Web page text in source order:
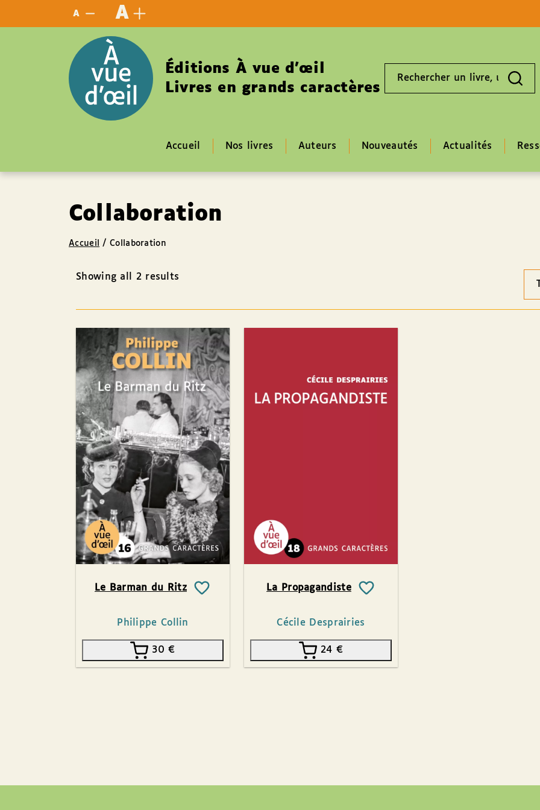
A A
Éditions À vue d’œil
Livres en grands caractères livre,
Accueil Nos livres Auteurs Nouveautés Actualités
Collaboration
Accueil /Collaboration
Showing all 2 results
Le Barman du Ritz
Philippe Collin
30€
La Propagandiste
Cécile Desprairies
24 €
Panneau de gestion des cookies